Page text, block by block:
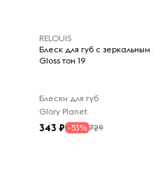
RELOUIS
Блеск для губ с
Gloss тон 19
Блески для губ
Glory Planet
343 -53% 729